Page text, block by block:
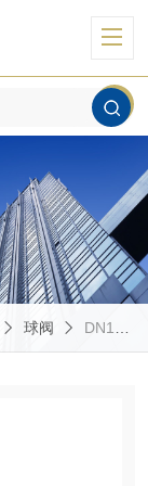
球阀 DN125天津进口不锈钢双向流硬碰硬旋球阀